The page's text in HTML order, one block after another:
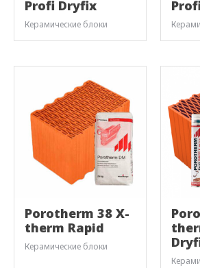
Profi Dryfix
Керамические блоки
Porotherm 38 X-
therm Rapid
Керамические блоки